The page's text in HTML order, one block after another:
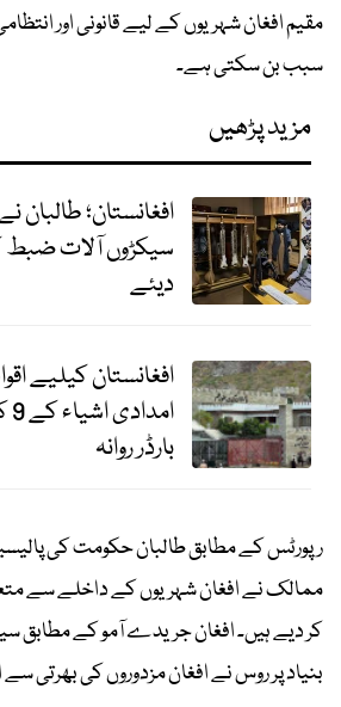
مقیم افغان شہریوں کے لیے قانونی اور
سبب بن سکتی ہے۔
مزید پڑھیں
افغانستان؛
سیکڑوں آلات ضبط
دیئے
افغانستان کیلیے
بارڈر روانہ
رپورٹس کے مطابق طالبان حکومت کی
ممالک نے افغان شہریوں کے داخلے سے
کر دیے ہیں۔ افغان جریدے آمو کے مطابق
بنیاد پر روس نے افغان مزدوروں کی بھرتی سے